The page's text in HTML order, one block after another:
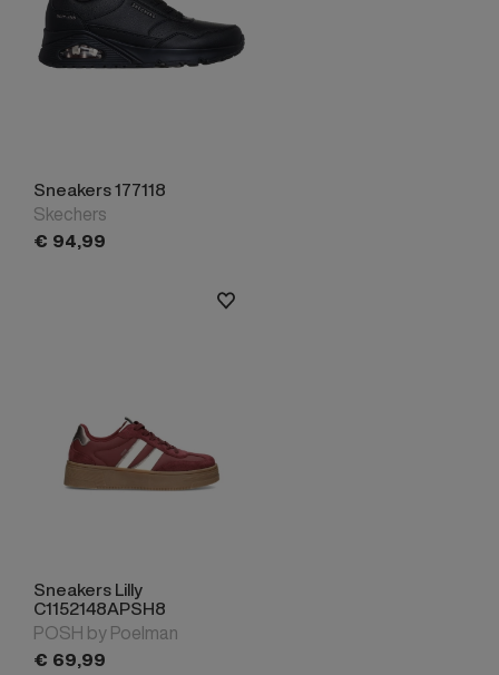
Sneakers 177118
Skechers
€ 94,99
Sneakers Lilly
C1152148APSH8
POSH by Poelman
€ 69,99